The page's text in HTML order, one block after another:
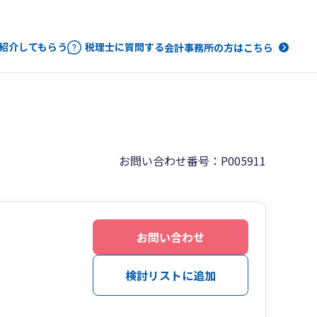
介してもらう 税理士に質問する会計事務所の方はこちら
お問い合わせ番号：P005911
お問い合わせ
検討リストに追加